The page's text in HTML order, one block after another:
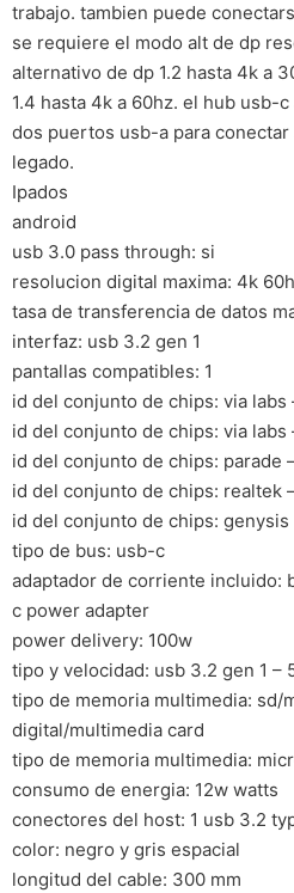
trabajo. tambien puede
se requiere el modo alt de dp
alternativo de dp 1.2 hasta 4k a
1.4 hasta 4k a 60hz. el hub usb-
dos puertos usb-a para
legado.
Ipados
android
usb 3.0 pass through: si
resolucion digital maxima: 4k
tasa de transferencia de datos
interfaz: usb 3.2 gen 1
pantallas compatibles: 1
id del conjunto de chips: via labs
id del conjunto de chips: via labs
id del conjunto de chips: parade
id del conjunto de chips: realtek
id del conjunto de chips:
tipo de bus: usb-c
adaptador de corriente incluido:
c power adapter
power delivery: 100w
tipo y velocidad: usb 3.2 gen 1 –
tipo de memoria multimedia: sd/
digital/multimedia card
tipo de memoria multimedia:
consumo de energia: 12w watts
conectores del host: 1 usb 3.2
color: negro y gris espacial
longitud del cable: 300 mm